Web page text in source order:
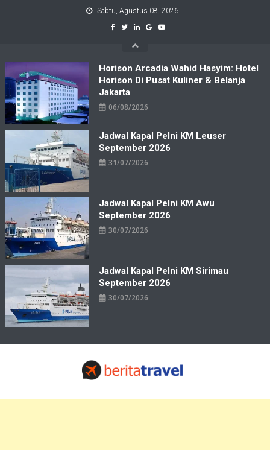
Sabtu, Agustus 08, 2026
Horison Arcadia Wahid Hasyim: Hotel
Horison Di Pusat Kuliner & Belanja
Jakarta
06/08/2026
Jadwal Kapal Pelni KM Leuser
September 2026
31/07/2026
Jadwal Kapal Pelni KM Awu
September 2026
30/07/2026
Jadwal Kapal Pelni KM Sirimau
September 2026
30/07/2026
Travelbiz